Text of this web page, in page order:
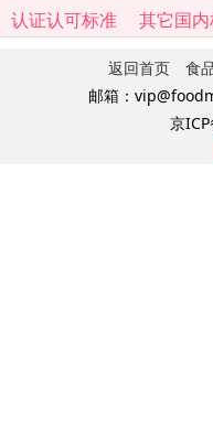
认证认可标准
其它国
返回首页 食
邮箱：
京